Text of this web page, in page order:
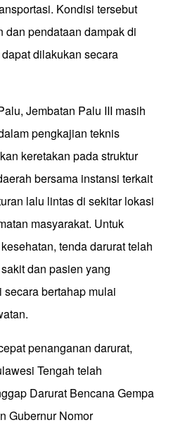
Kondisi tersebut
dan pendataan dampak di
dilakukan secara
Jembatan Palu III masih
pengkajian teknis
keretakan pada struktur
bersama instansi terkait
lalu lintas di sekitar lokasi
masyarakat. Untuk
tenda darurat telah
dan pasien yang
bertahap mulai
penanganan darurat,
Tengah telah
Darurat Bencana Gempa
Gubernur Nomor